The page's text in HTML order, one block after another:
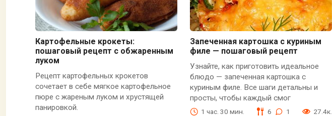
Картофельные крокеты:
пошаговый рецепт с обжаренным
луком
Рецепт картофельных крокетов
сочетает в себе мягкое картофельное
пюре с жареным луком и хрустящей
панировкой.
Запеченная картошка с куриным
филе — пошаговый рецепт
Узнайте, как приготовить идеальное
блюдо — запеченная картошка с
куриным филе. Все шаги детальны и
просты, чтобы каждый смог
1 час. 30 мин. 6 1 27.4к.